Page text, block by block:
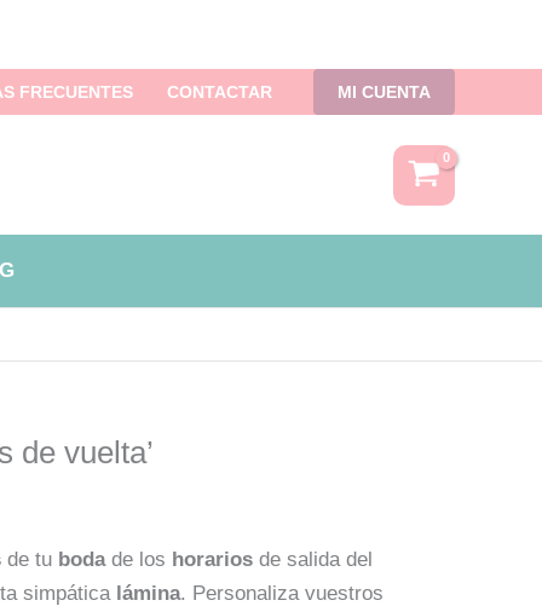
FRECUENTES CONTACTAR MI CUENTA
de vuelta’
de tu bodade los horarios de salida del
simpática lámina. Personaliza vuestros